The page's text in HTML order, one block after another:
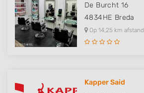
De Burcht 16
4834HE Breda
Op 14,25 km afstand
Kapper Said